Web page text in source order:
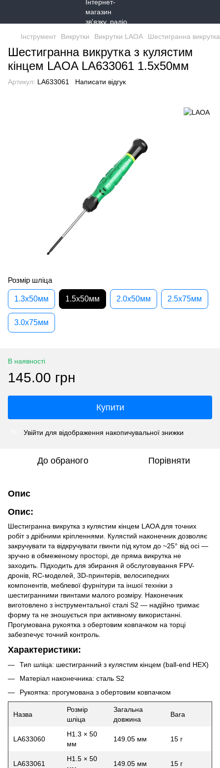
Інструмент Викрутки Викрутки LAOA Шестигранна
Шестигранна викрутка з кулястим
кінцем LAOA LA633061 1.5x50мм
Артикул: LA633061 Написати відгук
Розмір шліца
1.3x50мм 1.5x50мм 2.0x50мм 2.5x75мм
3.0x75мм
В наявності
145.00 грн
Купити
Увійти для відображення накопичувальної знижки
До обраного Порівняти
Опис
Опис:
Шестигранна викрутка з кулястим кінцем LAOA для точних
робіт з дрібними кріпленнями. Кулястий наконечник дозволяє
закручувати та відкручувати гвинти під кутом до ~25° від осі —
зручно в обмеженому просторі, де пряма викрутка не
заходить. Підходить для збирання й обслуговування FPV-
дронів, RC-моделей, 3D-принтерів, велосипедних
компонентів, меблевої фурнітури та іншої техніки з
шестигранними гвинтами малого розміру. Наконечник
виготовлено з інструментальної сталі S2 — надійно тримає
форму та не зношується при активному використанні.
Прогумована рукоятка з обертовим ковпачком на торці
забезпечує точний контроль.
Характеристики:
Тип шліца: шестигранний з кулястим кінцем (ball-end HEX)
Матеріал наконечника: сталь S2
Рукоятка: прогумована з обертовим ковпачком
Назва
Розмір
шліца
Загальна
довжина
Вага
LA633060
H1.3 × 50
мм
149.05 мм 15 г
LA633061
H1.5 × 50
149.05 мм 15 г